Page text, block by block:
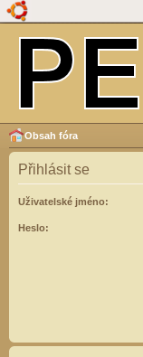
Obsah fóra
Přihlásit se
Uživatelské jméno:
Heslo: